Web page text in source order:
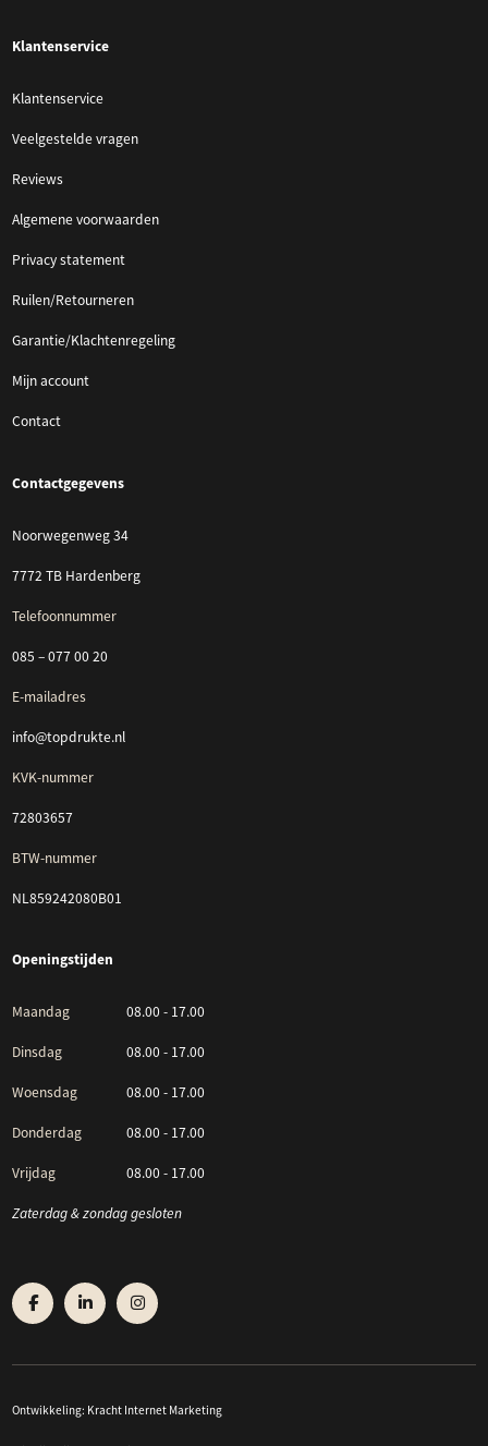
Klantenservice
Klantenservice
Veelgestelde vragen
Reviews
Algemene voorwaarden
Privacy statement
Ruilen/Retourneren
Garantie/Klachtenregeling
Mijn account
Contact
Contactgegevens
Noorwegenweg 34
7772 TB Hardenberg
Telefoonnummer
085 – 077 00 20
E-mailadres
info@topdrukte.nl
KVK-nummer
72803657
BTW-nummer
NL859242080B01
Openingstijden
Maandag 08.00 - 17.00
Dinsdag 08.00 - 17.00
Woensdag 08.00 - 17.00
Donderdag 08.00 - 17.00
Vrijdag 08.00 - 17.00
Zaterdag & zondag gesloten
Ontwikkeling: Kracht Internet Marketing